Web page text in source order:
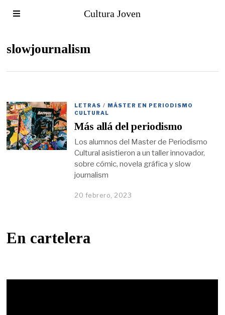
Cultura Joven
slowjournalism
LETRAS / MÁSTER EN PERIODISMO
CULTURAL
Más allá del periodismo
Los alumnos del Master de Periodismo
Cultural asistieron a un taller innovador,
sobre cómic, novela gráfica y slow
journalism
20 febrero, 2023
En cartelera